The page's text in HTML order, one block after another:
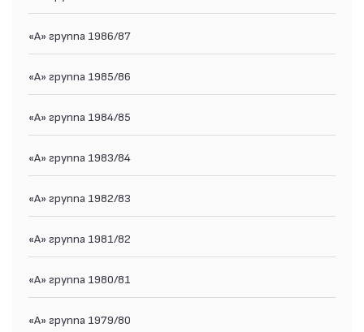
«А» группа 1986/87
«А» группа 1985/86
«А» группа 1984/85
«А» группа 1983/84
«А» группа 1982/83
«А» группа 1981/82
«А» группа 1980/81
«А» группа 1979/80